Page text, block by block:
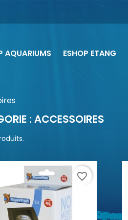
AQUARIUMS ESHOP ETANG
: ACCESSOIRES
favorite_border